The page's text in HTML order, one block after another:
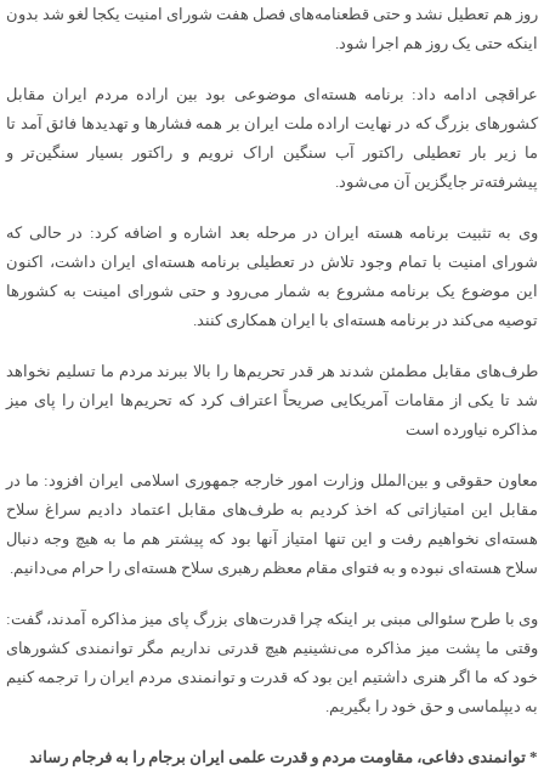
روز هم تعطیل نشد و حتی قطعنامه‌های فصل هفت شورای امنیت یکجا لغو شد بدون
اینکه حتی یک روز هم اجرا شود.
عراقچی ادامه داد: برنامه هسته‌ای موضوعی بود بین اراده مردم ایران مقابل
کشورهای بزرگ که در نهایت اراده ملت ایران بر همه فشارها و تهدیدها فائق آمد تا
ما زیر بار تعطیلی راکتور آب سنگین اراک نرویم و راکتور بسیار سنگین‌تر و
پیشرفته‌تر جایگزین آن می‌شود.
وی به تثبیت برنامه هسته ایران در مرحله بعد اشاره و اضافه کرد: در حالی که
شورای امنیت با تمام وجود تلاش در تعطیلی برنامه هسته‌ای ایران داشت، اکنون
این موضوع یک برنامه مشروع به شمار می‌رود و حتی شورای امینت به کشورها
توصیه می‌کند در برنامه هسته‌ای با ایران همکاری کنند.
طرف‌های مقابل مطمئن شدند هر قدر تحریم‌ها را بالا ببرند مردم ما تسلیم نخواهد
شد تا یکی از مقامات آمریکایی صریحاً اعتراف کرد که تحریم‌ها ایران را پای میز
مذاکره نیاورده است
معاون حقوقی و بین‌الملل وزارت امور خارجه جمهوری اسلامی ایران افزود: ما در
مقابل این امتیازاتی که اخذ کردیم به طرف‌های مقابل اعتماد دادیم سراغ سلاح
هسته‌ای نخواهیم رفت و این تنها امتیاز آنها بود که پیشتر هم ما به هیچ وجه دنبال
سلاح هسته‌ای نبوده و به فتوای مقام معظم رهبری سلاح هسته‌ای را حرام می‌دانیم.
وی با طرح سئوالی مبنی بر اینکه چرا قدرت‌های بزرگ پای میز مذاکره آمدند، گفت:
وقتی ما پشت میز مذاکره می‌نشینیم هیچ قدرتی نداریم مگر توانمندی کشورهای
خود که ما اگر هنری داشتیم این بود که قدرت و توانمندی مردم ایران را ترجمه کنیم
به دیپلماسی و حق خود را بگیریم.
* توانمندی دفاعی، مقاومت مردم و قدرت علمی ایران برجام را به فرجام رساند